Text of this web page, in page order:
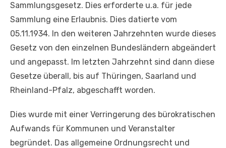
Sammlungsgesetz. Dies erforderte u.a. für jede
Sammlung eine Erlaubnis. Dies datierte vom
05.11.1934. In den weiteren Jahrzehnten wurde dieses
Gesetz von den einzelnen Bundesländern abgeändert
und angepasst. Im letzten Jahrzehnt sind dann diese
Gesetze überall, bis auf Thüringen, Saarland und
Rheinland-Pfalz, abgeschafft worden.
Dies wurde mit einer Verringerung des bürokratischen
Aufwands für Kommunen und Veranstalter
begründet. Das allgemeine Ordnungsrecht und